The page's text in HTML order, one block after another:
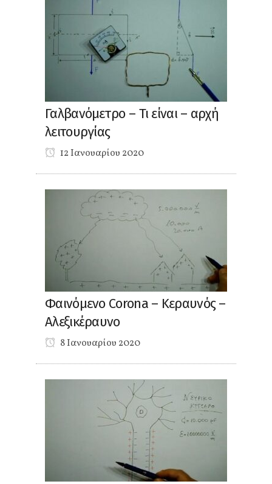
Γαλβανόμετρο – Τι είναι – αρχή
λειτουργίας
12 Ιανουαρίου 2020
Φαινόμενο Corona – Κεραυνός –
Αλεξικέραυνο
8 Ιανουαρίου 2020